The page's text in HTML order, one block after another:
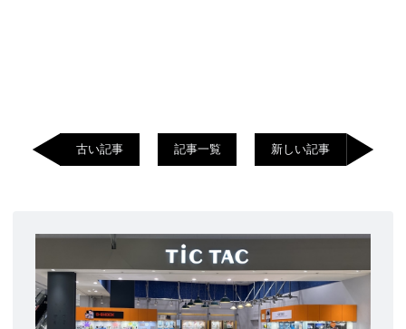
古い記事 記事一覧 新しい記事